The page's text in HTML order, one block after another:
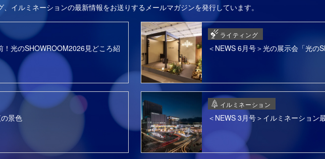
イルミネーションの最新情報をお送りするメールマガジンを発行しています。
！光のSHOWROOM2026見どころ紹
ライティング
＜NEWS 6月号＞光の展示会「光の
景色
イルミネーション
＜NEWS 3月号＞イルミネーション